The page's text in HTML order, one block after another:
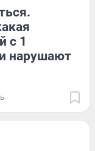
с 1
нарушают